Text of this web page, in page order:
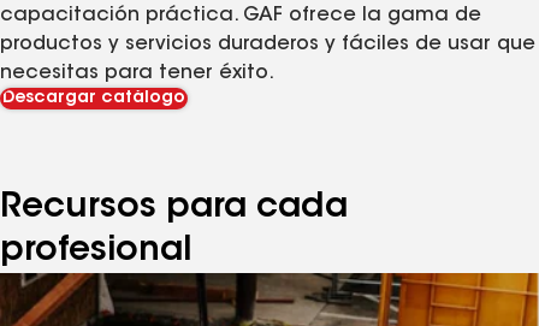
capacitación práctica. GAF ofrece la gama de
productos y servicios duraderos y fáciles de usar que
necesitas para tener éxito.
Descargar catálogo
Recursos para cada
profesional